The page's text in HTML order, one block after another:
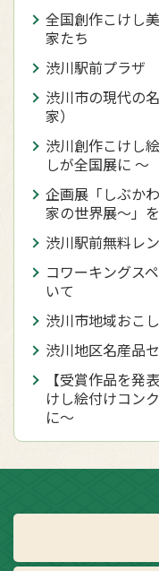
全国創作こけし
家たち
渋川駅前プラザ
渋川市の現代の
家）
渋川創作こけし
しが全国展に ～
企画展「しぶか
家の世界展～」
渋川駅前無料レ
コワーキングス
いて
渋川市地域おこ
渋川地区名産品
【受賞作品を発
けし絵付けコン
に～